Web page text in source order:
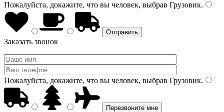
Пожалуйста, докажите, что вы человек, выбрав Грузовик.
Заказать звонок
Пожалуйста, докажите, что вы человек, выбрав Грузовик.